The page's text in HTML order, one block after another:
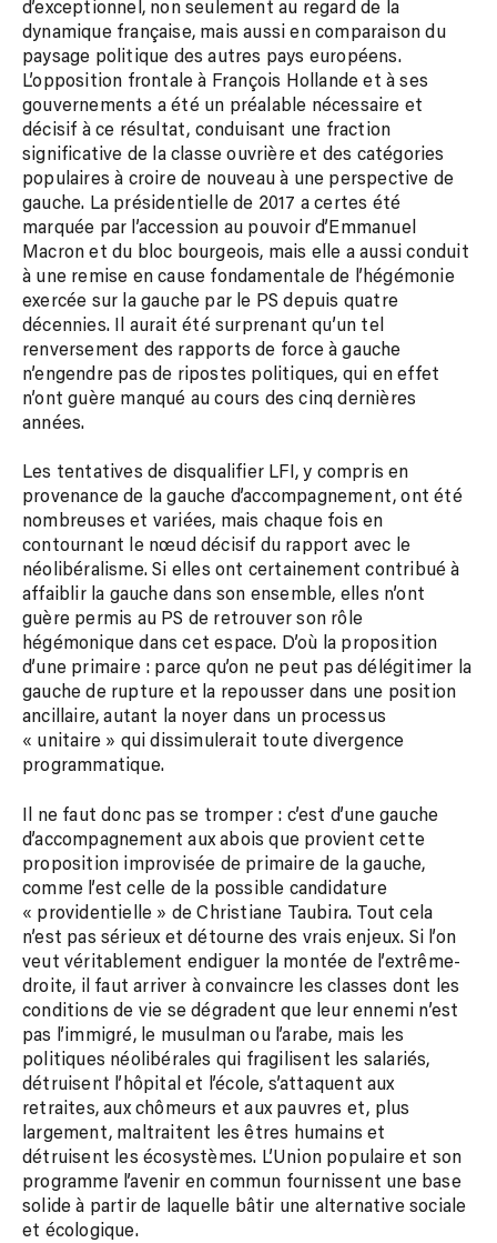
d’exceptionnel, non seulement au regard de la
dynamique française, mais aussi en comparaison du
paysage politique des autres pays européens.
L’opposition frontale à François Hollande et à ses
gouvernements a été un préalable nécessaire et
décisif à ce résultat, conduisant une fraction
significative de la classe ouvrière et des catégories
populaires à croire de nouveau à une perspective de
gauche. La présidentielle de 2017 a certes été
marquée par l’accession au pouvoir d’Emmanuel
Macron et du bloc bourgeois, mais elle a aussi conduit
à une remise en cause fondamentale de l’hégémonie
exercée sur la gauche par le PS depuis quatre
décennies. Il aurait été surprenant qu’un tel
renversement des rapports de force à gauche
n’engendre pas de ripostes politiques, qui en effet
n’ont guère manqué au cours des cinq dernières
années.
Les tentatives de disqualifier LFI, y compris en
provenance de la gauche d’accompagnement, ont été
nombreuses et variées, mais chaque fois en
contournant le nœud décisif du rapport avec le
néolibéralisme. Si elles ont certainement contribué à
affaiblir la gauche dans son ensemble, elles n’ont
guère permis au PS de retrouver son rôle
hégémonique dans cet espace. D’où la proposition
d’une primaire : parce qu’on ne peut pas délégitimer la
gauche de rupture et la repousser dans une position
ancillaire, autant la noyer dans un processus
« unitaire » qui dissimulerait toute divergence
programmatique.
Il ne faut donc pas se tromper : c’est d’une gauche
d’accompagnement aux abois que provient cette
proposition improvisée de primaire de la gauche,
comme l’est celle de la possible candidature
« providentielle » de Christiane Taubira. Tout cela
n’est pas sérieux et détourne des vrais enjeux. Si l’on
veut véritablement endiguer la montée de l’extrême-
droite, il faut arriver à convaincre les classes dont les
conditions de vie se dégradent que leur ennemi n’est
pas l’immigré, le musulman ou l’arabe, mais les
politiques néolibérales qui fragilisent les salariés,
détruisent l’hôpital et l’école, s’attaquent aux
retraites, aux chômeurs et aux pauvres et, plus
largement, maltraitent les êtres humains et
détruisent les écosystèmes. L’Union populaire et son
programme l’avenir en commun fournissent une base
solide à partir de laquelle bâtir une alternative sociale
et écologique.